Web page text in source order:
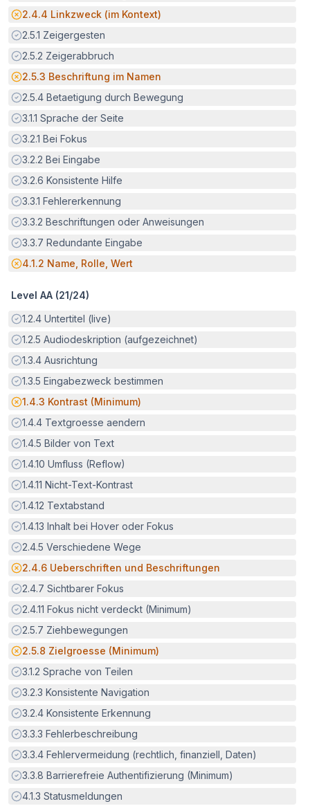
Potenzielle Barriere:
2.4.4 Linkzweck (im Kontext)
Erfüllt:
2.5.1 Zeigergesten
Erfüllt:
2.5.2 Zeigerabbruch
Potenzielle Barriere:
2.5.3 Beschriftung im Namen
Erfüllt:
2.5.4 Betaetigung durch Bewegung
Erfüllt:
3.1.1 Sprache der Seite
Erfüllt:
3.2.1 Bei Fokus
Erfüllt:
3.2.2 Bei Eingabe
Erfüllt:
3.2.6 Konsistente Hilfe
Erfüllt:
3.3.1 Fehlererkennung
Erfüllt:
3.3.2 Beschriftungen oder Anweisungen
Erfüllt:
3.3.7 Redundante Eingabe
Potenzielle Barriere:
4.1.2 Name, Rolle, Wert
Level AA (21/24)
Erfüllt:
1.2.4 Untertitel (live)
Erfüllt:
1.2.5 Audiodeskription (aufgezeichnet)
Erfüllt:
1.3.4 Ausrichtung
Erfüllt:
1.3.5 Eingabezweck bestimmen
Potenzielle Barriere:
1.4.3 Kontrast (Minimum)
Erfüllt:
1.4.4 Textgroesse aendern
Erfüllt:
1.4.5 Bilder von Text
Erfüllt:
1.4.10 Umfluss (Reflow)
Erfüllt:
1.4.11 Nicht-Text-Kontrast
Erfüllt:
1.4.12 Textabstand
Erfüllt:
1.4.13 Inhalt bei Hover oder Fokus
Erfüllt:
2.4.5 Verschiedene Wege
Potenzielle Barriere:
2.4.6 Ueberschriften und Beschriftungen
Erfüllt:
2.4.7 Sichtbarer Fokus
Erfüllt:
2.4.11 Fokus nicht verdeckt (Minimum)
Erfüllt:
2.5.7 Ziehbewegungen
Potenzielle Barriere:
2.5.8 Zielgroesse (Minimum)
Erfüllt:
3.1.2 Sprache von Teilen
Erfüllt:
3.2.3 Konsistente Navigation
Erfüllt:
3.2.4 Konsistente Erkennung
Erfüllt:
3.3.3 Fehlerbeschreibung
Erfüllt:
3.3.4 Fehlervermeidung (rechtlich, finanziell, Daten)
Erfüllt:
3.3.8 Barrierefreie Authentifizierung (Minimum)
Erfüllt:
4.1.3 Statusmeldungen